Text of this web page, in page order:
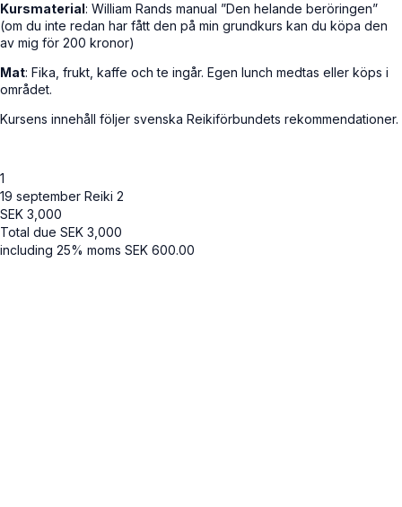
Kursmaterial: William Rands manual ”Den helande beröringen”
(om du inte redan har fått den på min grundkurs kan du köpa den
av mig för 200 kronor)
Mat: Fika, frukt, kaffe och te ingår. Egen lunch medtas eller köps i
området.
Kursens innehåll följer svenska Reikiförbundets rekommendationer.
1
19 september Reiki 2
SEK 3,000
Total due SEK 3,000
including 25% moms SEK 600.00